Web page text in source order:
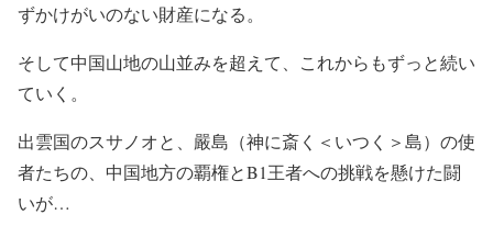
ずかけがいのない財産になる。
そして中国山地の山並みを超えて、これからもずっと続い
ていく。
出雲国のスサノオと、嚴島（神に斎く＜いつく＞島）の使
者たちの、中国地方の覇権とB1王者への挑戦を懸けた闘
いが…